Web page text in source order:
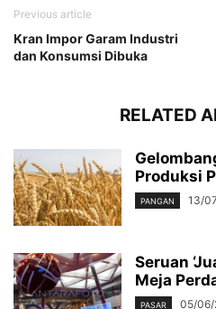
Previous article
Kran Impor Garam Industri
dan Konsumsi Dibuka
RELATED
Produksi
PANGAN 13/
Seruan
Meja
PASAR 05/06/